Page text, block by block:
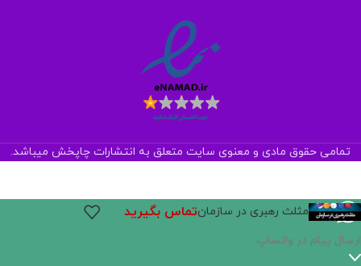
تمامی حقوق مادی و معنوی سایت متعلق به انتشارات چاپخش میباشد.
مثلث رهبری در سازمانتماس بگیرید
ارسال پیام در واتساپ